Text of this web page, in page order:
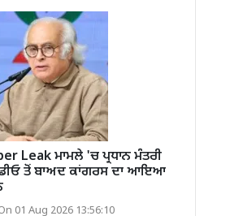
Leak ਮਾਮਲੇ 'ਚ ਪ੍ਰਧਾਨ ਮੰਤਰੀ
ਤੋਂ ਬਾਅਦ ਕਾਂਗਰਸ ਦਾ ਆਇਆ
01 Aug 2026 13:56:10